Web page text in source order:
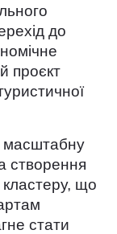
до
проєкт
масштабну
створення
кластеру, що
стати